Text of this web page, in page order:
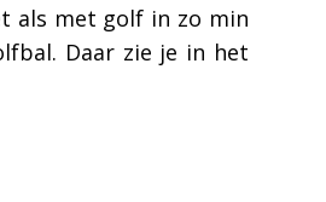
als met golf in zo min
Daar zie je in het